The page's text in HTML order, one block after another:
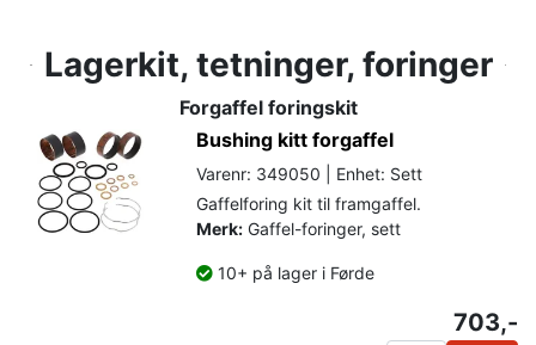
Lagerkit, tetninger, foringer
Forgaffel foringskit
Bushing kitt forgaffel
Varenr: 349050 | Enhet: Sett
Gaffelforing kit til framgaffel.
Merk: Gaffel-foringer, sett
10+ på lager i Førde
703,-